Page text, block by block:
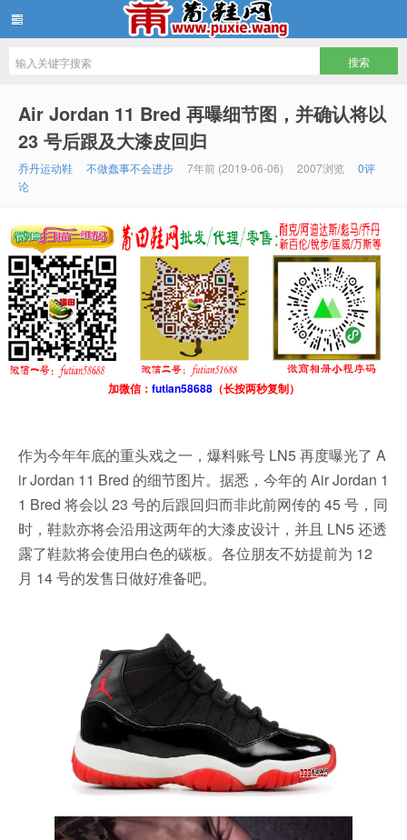
Air Jordan 11 Bred 再曝细节图，并确认将以
23 号后跟及大漆皮回归
乔丹运动鞋 不做蠢事不会进步 7年前 (2019-06-06) 2007浏览
0评
论
加微信： futian58688（长按两秒复制）
作为今年年底的重头戏之一，爆料账号 LN5 再度曝光了 A
ir Jordan 11 Bred 的细节图片。据悉，今年的 Air Jordan 1
1 Bred 将会以 23 号的后跟回归而非此前网传的 45 号，同
时，鞋款亦将会沿用这两年的大漆皮设计，并且 LN5 还透
露了鞋款将会使用白色的碳板。各位朋友不妨提前为 12
月 14 号的发售日做好准备吧。